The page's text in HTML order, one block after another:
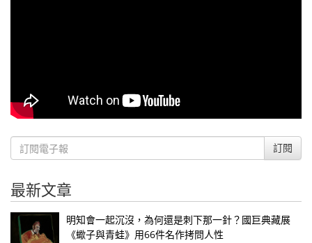
訂閱
最新文章
明知會一起沉沒，為何還是刺下那一針？國巨典藏展
《蠍子與青蛙》用66件名作拷問人性